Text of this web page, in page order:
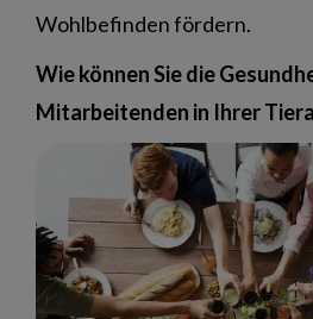
Wohlbefinden fördern.
Wie können Sie die
Mitarbeitenden in Ihrer